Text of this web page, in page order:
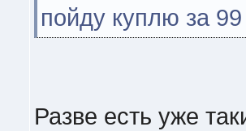
пойду куплю за
Разве есть уже